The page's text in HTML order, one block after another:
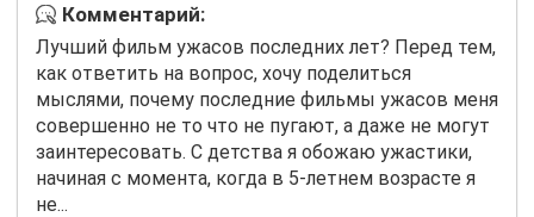
Комментарий:
Лучший фильм ужасов последних лет? Перед тем,
как ответить на вопрос, хочу поделиться
мыслями, почему последние фильмы ужасов меня
совершенно не то что не пугают, а даже не могут
заинтересовать. С детства я обожаю ужастики,
начиная с момента, когда в 5-летнем возрасте я
не...